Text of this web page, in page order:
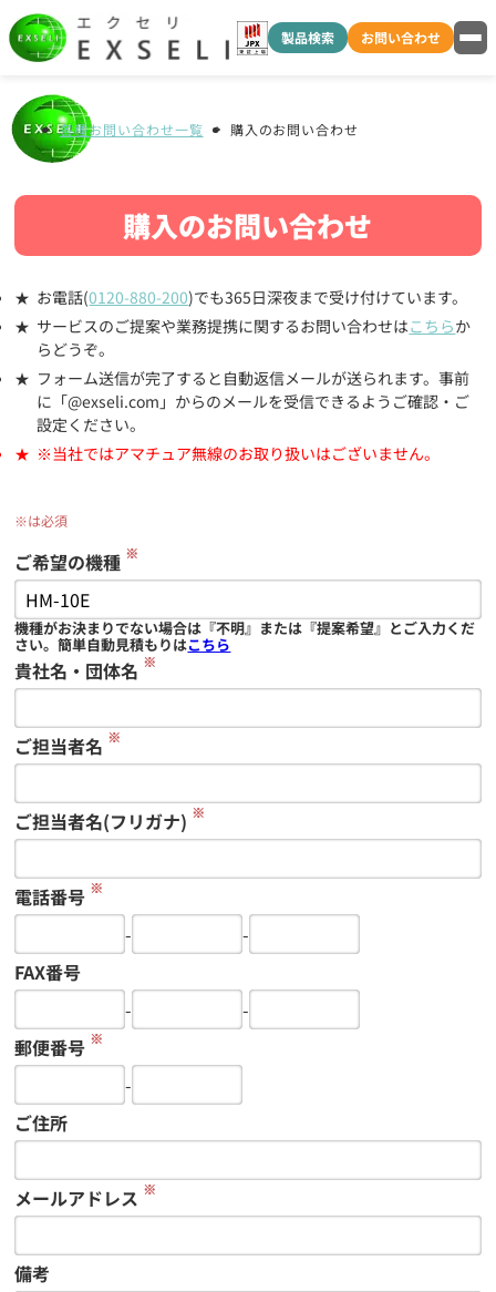
製品検索 お問い合わせ
各種お問い合わせ一覧 購入のお問い合わせ
購入のお問い合わせ
お電話(0120-880-200)でも365日深夜まで受け付けています。
サービスのご提案や業務提携に関するお問い合わせはこちらか
らどうぞ。
フォーム送信が完了すると自動返信メールが送られます。事前
に「@exseli.com」からのメールを受信できるようご確認・ご
設定ください。
※当社ではアマチュア無線のお取り扱いはございません。
※は必須
ご希望の機種 ※
機種がお決まりでない場合は『不明』または『提案希望』とご入力くだ
さい。簡単自動見積もりはこちら
貴社名・団体名 ※
ご担当者名 ※
ご担当者名(フリガナ) ※
電話番号 ※
-
-
FAX番号
-
-
郵便番号 ※
-
ご住所
メールアドレス ※
備考